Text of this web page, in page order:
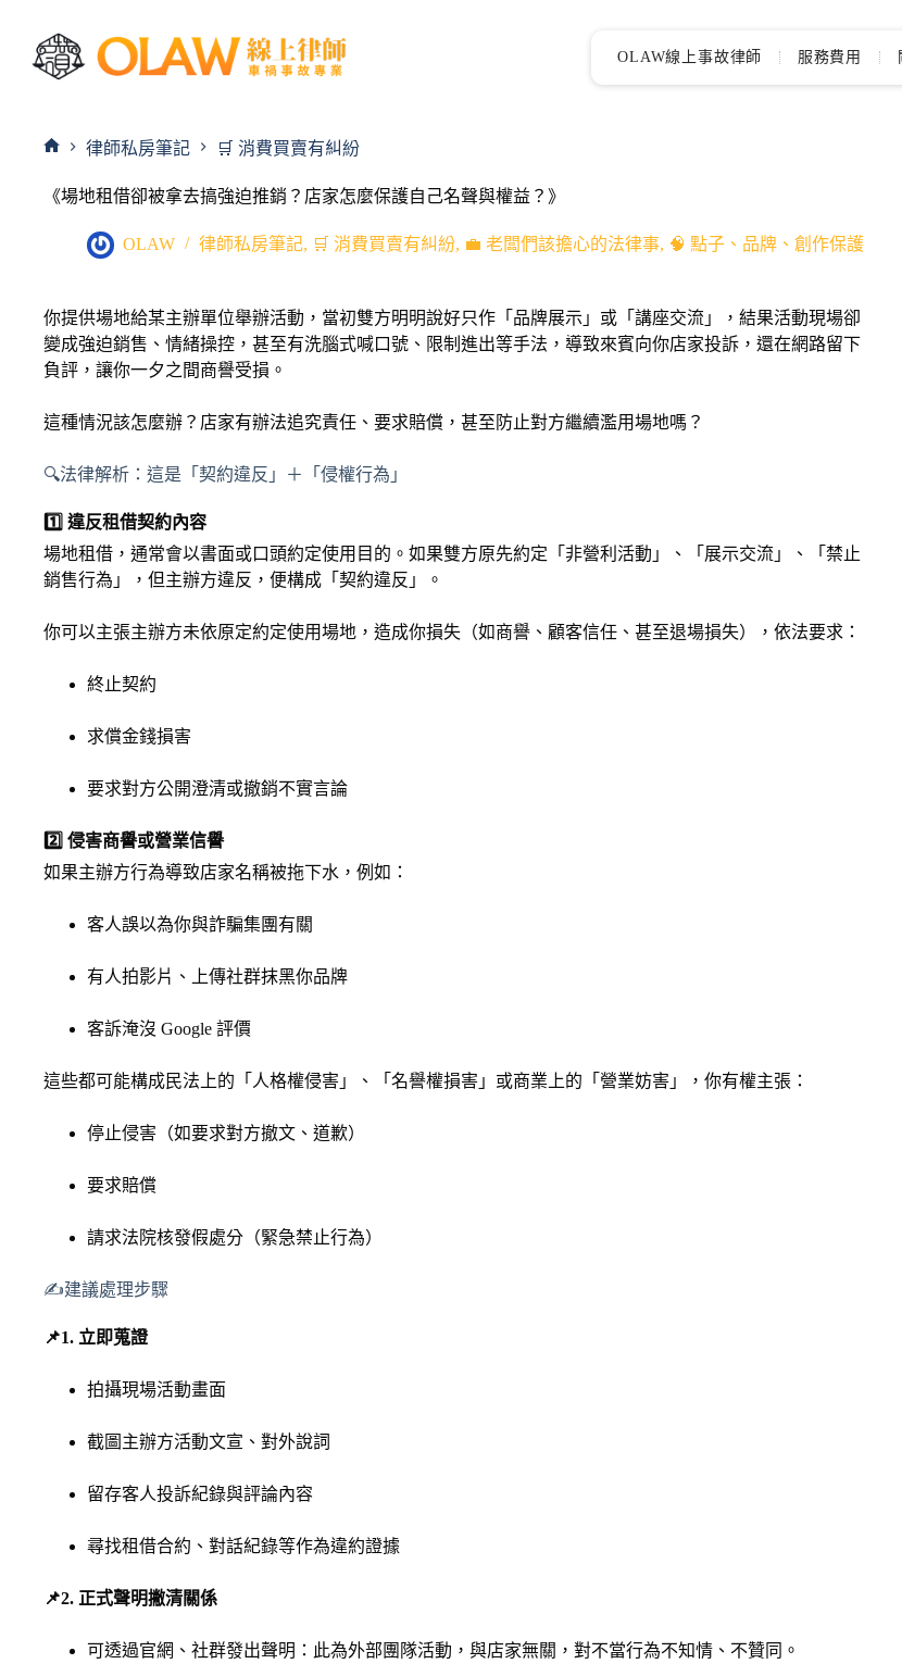
OLAW線上事故律師 服務費用
律師私房筆記 🛒 消費買賣有糾紛
《場地租借卻被拿去搞強迫推銷？店家怎麼保護自己名聲與權益？》
OLAW 律師私房筆記, 🛒 消費買賣有糾紛, 💼 老闆們該擔心的法律事, 🧠 點子、品牌、創作保護
你提供場地給某主辦單位舉辦活動，當初雙方明明說好只作「品牌展示」或「講座交流」，結果活動現場卻
變成強迫銷售、情緒操控，甚至有洗腦式喊口號、限制進出等手法，導致來賓向你店家投訴，還在網路留下
負評，讓你一夕之間商譽受損。
這種情況該怎麼辦？店家有辦法追究責任、要求賠償，甚至防止對方繼續濫用場地嗎？
🔍法律解析：這是「契約違反」＋「侵權行為」
1️⃣ 違反租借契約內容
場地租借，通常會以書面或口頭約定使用目的。如果雙方原先約定「非營利活動」、「展示交流」、「禁止
銷售行為」，但主辦方違反，便構成「契約違反」。
你可以主張主辦方未依原定約定使用場地，造成你損失（如商譽、顧客信任、甚至退場損失），依法要求：
終止契約
求償金錢損害
要求對方公開澄清或撤銷不實言論
2️⃣ 侵害商譽或營業信譽
如果主辦方行為導致店家名稱被拖下水，例如：
客人誤以為你與詐騙集團有關
有人拍影片、上傳社群抹黑你品牌
客訴淹沒 Google 評價
這些都可能構成民法上的「人格權侵害」、「名譽權損害」或商業上的「營業妨害」，你有權主張：
停止侵害（如要求對方撤文、道歉）
要求賠償
請求法院核發假處分（緊急禁止行為）
✍️建議處理步驟
📌1. 立即蒐證
拍攝現場活動畫面
截圖主辦方活動文宣、對外說詞
留存客人投訴紀錄與評論內容
尋找租借合約、對話紀錄等作為違約證據
📌2. 正式聲明撇清關係
可透過官網、社群發出聲明：此為外部團隊活動，與店家無關，對不當行為不知情、不贊同。